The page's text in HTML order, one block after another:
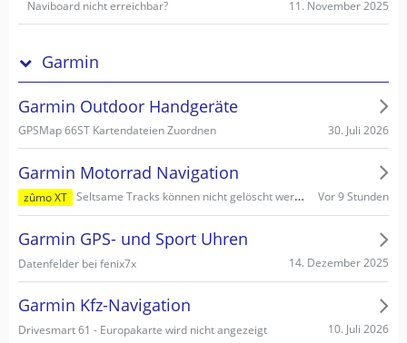
Naviboard nicht erreichbar? 11. November 2025
Garmin
Garmin Outdoor Handgeräte
GPSMap 66ST Kartendateien Zuordnen 30. Juli 2026
Garmin Motorrad Navigation
zûmo XT Seltsame Tracks können nicht gelöscht werden Vor 9 Stunden
Garmin GPS- und Sport Uhren
Datenfelder bei fenix7x 14. Dezember 2025
Garmin Kfz-Navigation
Drivesmart 61 - Europakarte wird nicht angezeigt 10. Juli 2026